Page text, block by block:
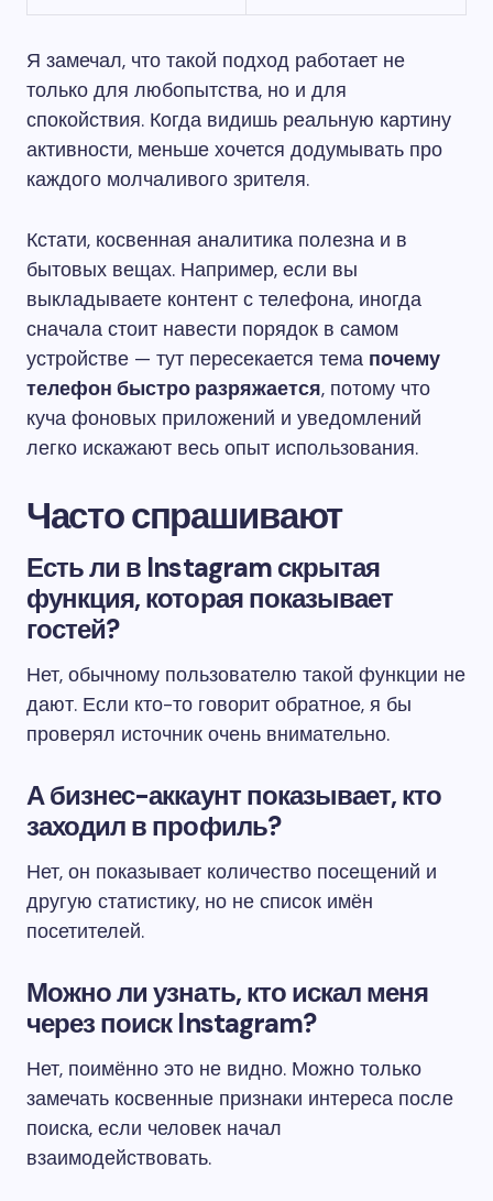
Я замечал, что такой подход работает не
только для любопытства, но и для
спокойствия. Когда видишь реальную картину
активности, меньше хочется додумывать про
каждого молчаливого зрителя.
Кстати, косвенная аналитика полезна и в
бытовых вещах. Например, если вы
выкладываете контент с телефона, иногда
сначала стоит навести порядок в самом
устройстве — тут пересекается тема почему
телефон быстро разряжается, потому что
куча фоновых приложений и уведомлений
легко искажают весь опыт использования.
Часто спрашивают
Есть ли в Instagram скрытая
функция, которая показывает
гостей?
Нет, обычному пользователю такой функции не
дают. Если кто-то говорит обратное, я бы
проверял источник очень внимательно.
А бизнес-аккаунт показывает, кто
заходил в профиль?
Нет, он показывает количество посещений и
другую статистику, но не список имён
посетителей.
Можно ли узнать, кто искал меня
через поиск Instagram?
Нет, поимённо это не видно. Можно только
замечать косвенные признаки интереса после
поиска, если человек начал
взаимодействовать.